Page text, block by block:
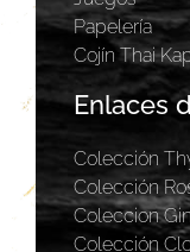
Papelería
Cojín Thai
Enlaces
Colección
Colección
Coleccion
Colección